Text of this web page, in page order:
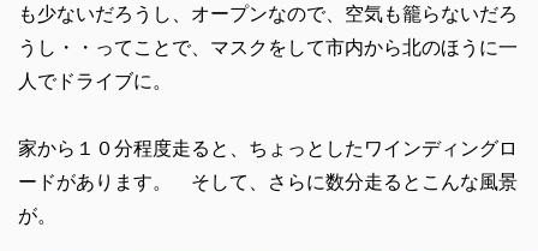
も少ないだろうし、オープンなので、空気も籠らないだろ
うし・・ってことで、マスクをして市内から北のほうに一
人でドライブに。
家から１０分程度走ると、ちょっとしたワインディングロ
ードがあります。 そして、さらに数分走るとこんな風景
が。